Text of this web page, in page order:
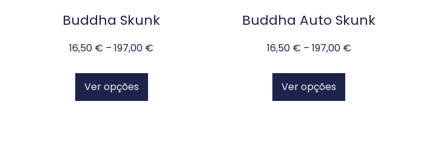
Buddha Skunk
16,50 € – 197,00 €
Ver opções
Buddha Auto Skunk
16,50 € – 197,00 €
Ver opções